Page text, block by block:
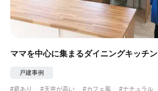
ママを中心に集まるダイニングキッチン
戸建事例
#庭あり #天井が高い #カフェ風 #ナチュラル